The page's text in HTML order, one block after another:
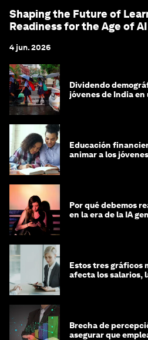
Shaping the Future of
Readiness for the Age of AI
4 jun. 2026
Dividendo
jóvenes de India
Educación
animar a los
Por qué debemos
en la era de la IA
Estos tres gráficos
afecta los salarios,
Brecha de
asegurar que